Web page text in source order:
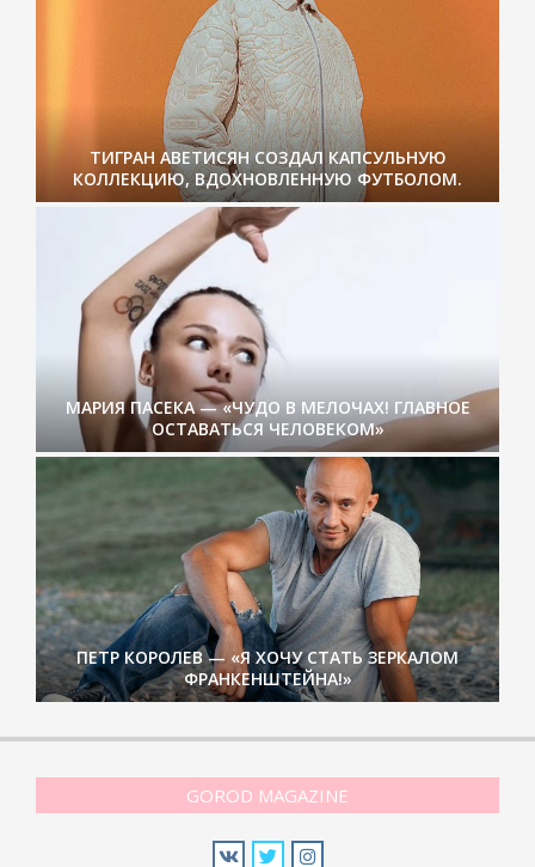
ТИГРАН АВЕТИСЯН СОЗДАЛ КАПСУЛЬНУЮ
КОЛЛЕКЦИЮ, ВДОХНОВЛЕННУЮ ФУТБОЛОМ.
МАРИЯ ПАСЕКА — «ЧУДО В МЕЛОЧАХ! ГЛАВНОЕ
ОСТАВАТЬСЯ ЧЕЛОВЕКОМ»
ПЕТР КОРОЛЕВ — «Я ХОЧУ СТАТЬ ЗЕРКАЛОМ
ФРАНКЕНШТЕЙНА!»
GOROD MAGAZINE